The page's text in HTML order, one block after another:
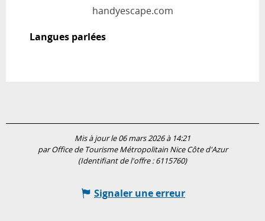
handyescape.com
Langues parlées
Langues parlées
Mis à jour le 06 mars 2026 à 14:21
par Office de Tourisme Métropolitain Nice Côte d'Azur
(Identifiant de l'offre :6115760)
Signaler une erreur